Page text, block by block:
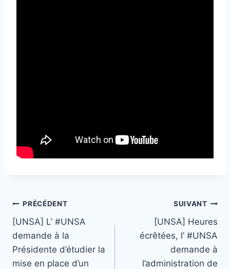
Navigation
de
l’article
PRÉCÉDENT
[UNSA] L’ #UNSA
demande à la
Présidente d’étudier la
mise en place d’un
SUIVANT
[UNSA] Heures
écrêtées, l’ #UNSA
demande à
l’administration de